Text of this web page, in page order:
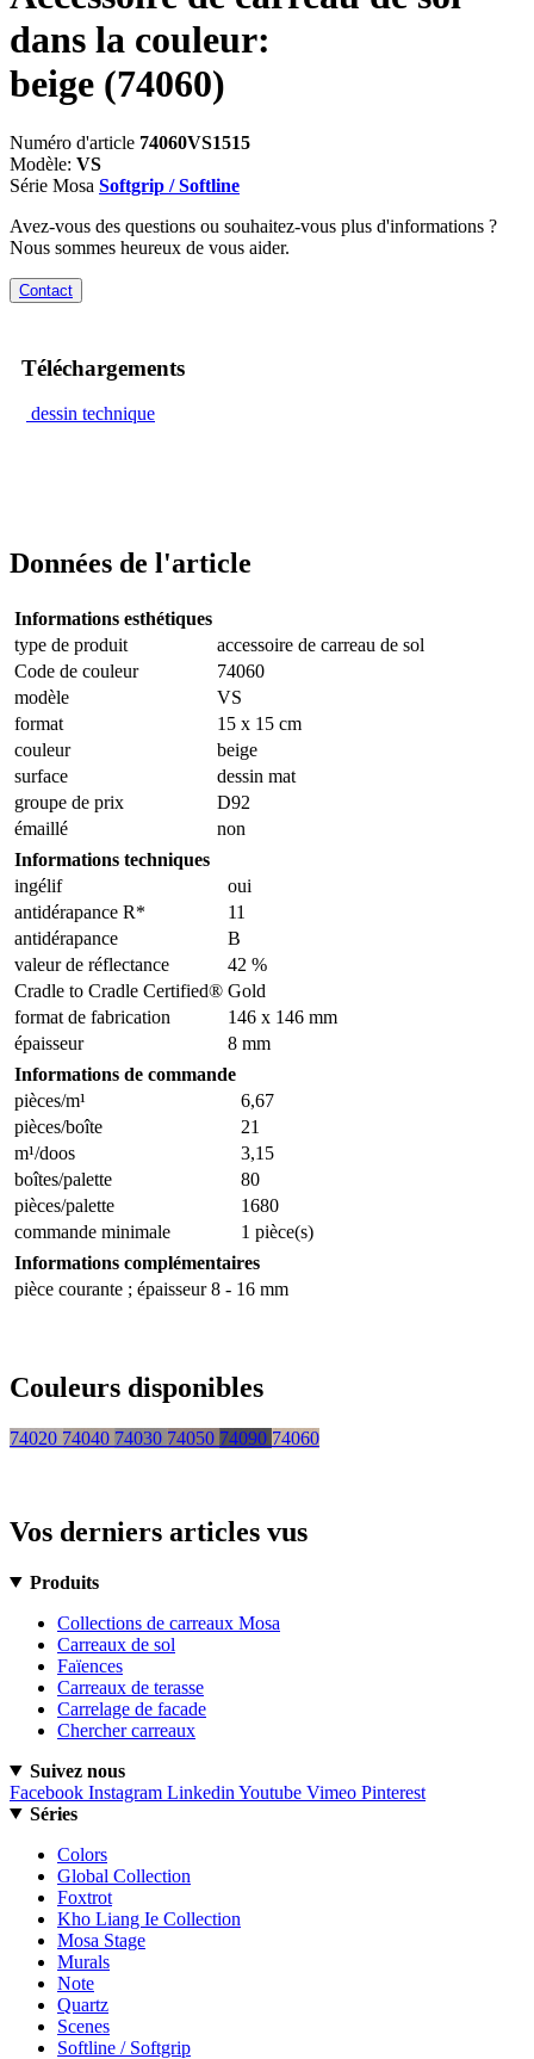
dans la couleur:
beige (74060)
Numéro d'article 74060VS1515
Modèle: VS
Série Mosa Softgrip / Softline
Avez-vous des questions ou souhaitez-vous plus d'informations ?
Nous sommes heureux de vous aider.
Contact
Téléchargements
dessin technique
Données de l'article
Informations esthétiques
type de produit
accessoire de carreau de sol
Code de couleur
74060
modèle
VS
format
15 x 15 cm
couleur
beige
surface
dessin mat
groupe de prix
D92
émaillé
non
Informations techniques
ingélif
oui
antidérapance R*
11
antidérapance
B
valeur de réflectance
42 %
Cradle to Cradle Certified® Gold
format de fabrication
146 x 146 mm
épaisseur
8 mm
Informations de commande
pièces/m¹
6,67
pièces/boîte
21
m¹/doos
3,15
boîtes/palette
80
pièces/palette
1680
commande minimale
1 pièce(s)
Informations complémentaires
pièce courante ; épaisseur 8 - 16 mm
Couleurs disponibles
74020 74040 74030 74050 74090 74060
Vos derniers articles vus
Produits
Collections de carreaux Mosa
Carreaux de sol
Faïences
Carreaux de terasse
Carrelage de facade
Chercher carreaux
Suivez nous
Facebook Instagram Linkedin Youtube Vimeo Pinterest
Séries
Colors
Global Collection
Foxtrot
Kho Liang Ie Collection
Mosa Stage
Murals
Note
Quartz
Scenes
Softline / Softgrip